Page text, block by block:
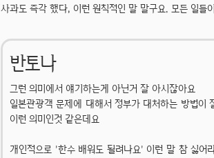
사과도 즉각 했다, 이런 원칙적인 말 말구요. 모든 일들
반토나
그런 의미에서 얘기하는게 아닌거 잘 아시잖아요
일본관광객 문제에 대해서 정부가 대처하는 방법이
이런 의미인것 같은데요
개인적으로 '한수 배워도 될려나요' 이런 말 참 싫어